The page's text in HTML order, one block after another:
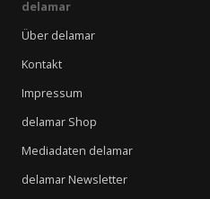
delamar
Über delamar
Kontakt
Impressum
delamar Shop
Mediadaten delamar
delamar Newsletter